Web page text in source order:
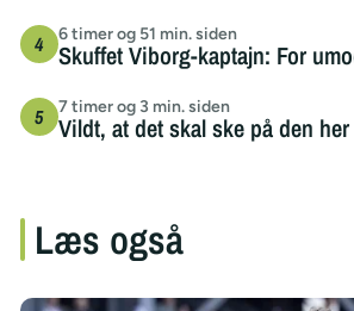
6 timer og 51 min. siden
Skuffet Viborg-kaptajn: For
7 timer og 3 min. siden
Vildt, at det skal ske på den